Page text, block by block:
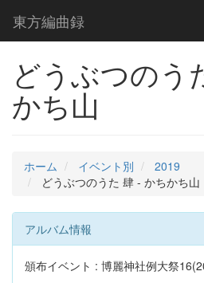
東方編曲録
どうぶつのう
かち山
ホーム イベント別
2019
どうぶつのうた 肆 - かちかち山
アルバム情報
頒布イベント : 博麗神社例大祭